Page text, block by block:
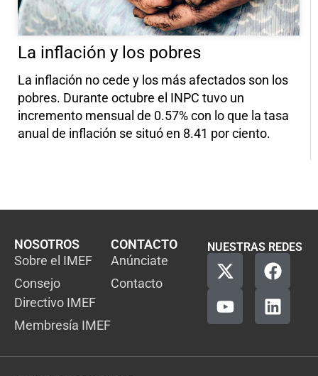
La inflación y los pobres
La inflación no cede y los más afectados son los
pobres. Durante octubre el INPC tuvo un
incremento mensual de 0.57% con lo que la tasa
anual de inflación se situó en 8.41 por ciento.
NOSOTROS
Sobre el IMEF
Consejo
Directivo IMEF
Membresía IMEF
CONTACTO
Anúnciate
Contacto
NUESTRAS REDES